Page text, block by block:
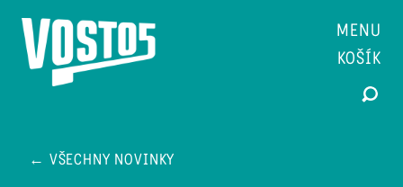
MENU
KOŠÍK
← VŠECHNY NOVINKY